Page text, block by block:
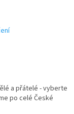
a přátelé - vyberte
po celé České